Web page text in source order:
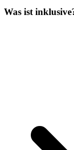
Was ist